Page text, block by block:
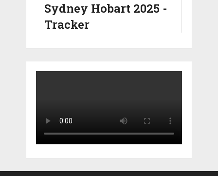
Sydney Hobart 2025 -
Tracker